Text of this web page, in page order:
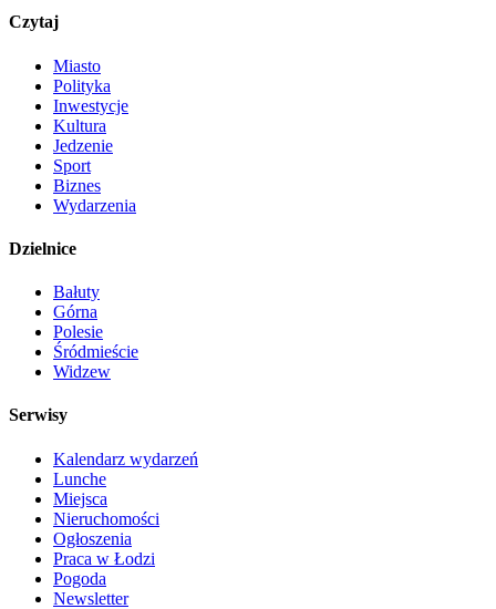
Czytaj
Miasto
Polityka
Inwestycje
Kultura
Jedzenie
Sport
Biznes
Wydarzenia
Dzielnice
Bałuty
Górna
Polesie
Śródmieście
Widzew
Serwisy
Kalendarz wydarzeń
Lunche
Miejsca
Nieruchomości
Ogłoszenia
Praca w Łodzi
Pogoda
Newsletter